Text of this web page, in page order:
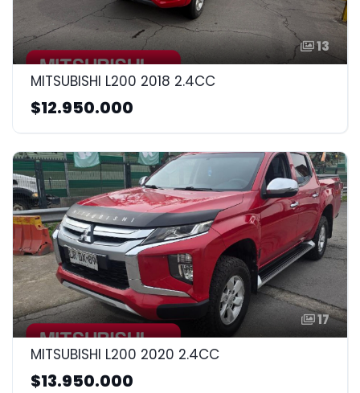
13
MITSUBISHI L200 2018 2.4CC
$12.950.000
17
MITSUBISHI L200 2020 2.4CC
$13.950.000